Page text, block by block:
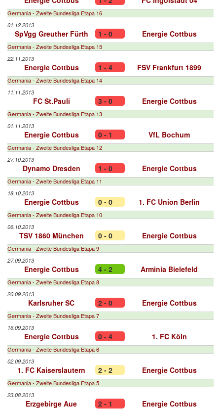
Germania - Zweite Bundesliga Etapa 16
01.12.2013
SpVgg Greuther Fürth 1 - 0 Energie Cottbus
Germania - Zweite Bundesliga Etapa 15
22.11.2013
Energie Cottbus 1 - 4 FSV Frankfurt 1899
Germania - Zweite Bundesliga Etapa 14
11.11.2013
FC St.Pauli 3 - 0 Energie Cottbus
Germania - Zweite Bundesliga Etapa 13
01.11.2013
Energie Cottbus 0 - 1 VfL Bochum
Germania - Zweite Bundesliga Etapa 12
27.10.2013
Dynamo Dresden 1 - 0 Energie Cottbus
Germania - Zweite Bundesliga Etapa 11
18.10.2013
Energie Cottbus 0 - 0 1. FC Union Berlin
Germania - Zweite Bundesliga Etapa 10
06.10.2013
TSV 1860 München 0 - 0 Energie Cottbus
Germania - Zweite Bundesliga Etapa 9
27.09.2013
Energie Cottbus 4 - 2 Arminia Bielefeld
Germania - Zweite Bundesliga Etapa 8
20.09.2013
Karlsruher SC 2 - 0 Energie Cottbus
Germania - Zweite Bundesliga Etapa 7
16.09.2013
Energie Cottbus 0 - 4 1. FC Köln
Germania - Zweite Bundesliga Etapa 6
02.09.2013
1. FC Kaiserslautern 2 - 2 Energie Cottbus
Germania - Zweite Bundesliga Etapa 5
23.08.2013
Erzgebirge Aue 2 - 1 Energie Cottbus